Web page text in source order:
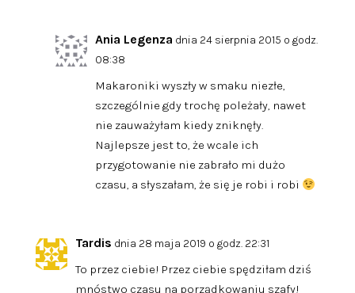
Ania Legenza dnia 24 sierpnia 2015 o godz.
08:38
Makaroniki wyszły w smaku niezłe,
szczególnie gdy trochę poleżały, nawet
nie zauważyłam kiedy zniknęły.
Najlepsze jest to, że wcale ich
przygotowanie nie zabrało mi dużo
czasu, a słyszałam, że się je robi i robi
Tardis dnia 28 maja 2019 o godz. 22:31
To przez ciebie! Przez ciebie spędziłam dziś
mnóstwo czasu na porządkowaniu szafy!